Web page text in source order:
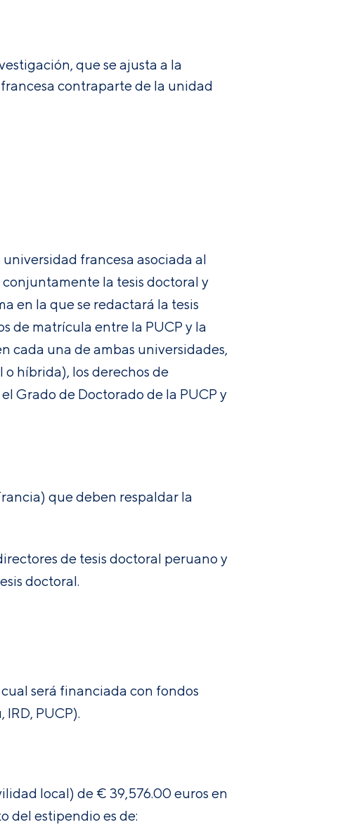
que se ajusta a la
contraparte de la unidad
francesa asociada al
la tesis doctoral y
en la que se redactará la tesis
de matrícula entre la PUCP y la
cada una de ambas universidades,
híbrida), los derechos de
Grado de Doctorado de la PUCP y
que deben respaldar la
de tesis doctoral peruano y
doctoral.
será financiada con fondos
PUCP).
local) de € 39,576.00 euros en
del estipendio es de: